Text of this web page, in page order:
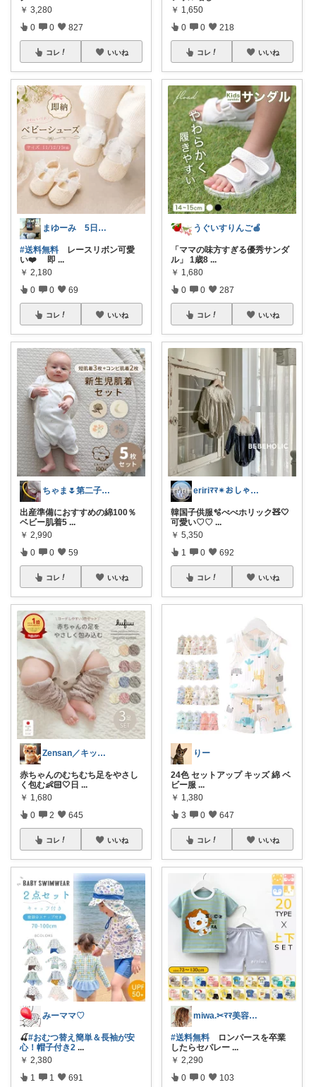
￥ 3,280
0 0 827
コレ いいね
まゆーみ 5日子供服と📱ケース感謝💖
#送料無料 レースリボン可愛
い❤️ 即 ...
￥ 2,180
0 0 69
コレ いいね
ちゃま🌷第二子妊娠中
出産準備におすすめの綿100％
ベビー肌着5 ...
￥ 2,990
0 0 59
コレ いいね
Zensan／キッズ☆ベビーROOM
赤ちゃんのむちむち足をやさし
く包む👶🏻🤍日 ...
￥ 1,680
0 2 645
コレ いいね
みーママ♡
🍒#おむつ替え簡単＆長袖が安
心！帽子付き2 ...
￥ 2,380
1 1 691
￥ 1,650
0 0 218
コレ いいね
うぐいすりんご🍎
「ママの味方すぎる優秀サンダ
ル」 1歳8 ...
￥ 1,680
0 0 287
コレ いいね
eririﾏﾏ✴︎おしゃれ雑貨×子供×服
韓国子供服🫧べべホリック🧸🤍
可愛い♡♡ ...
￥ 5,350
1 0 692
コレ いいね
りー
24色 セットアップ キッズ 綿 ベ
ビー服 ...
￥ 1,380
3 0 647
コレ いいね
miwa.✂︎ﾏﾏ美容師💎
#送料無料 ロンパースを卒業
したらセパレー ...
￥ 2,290
0 0 103